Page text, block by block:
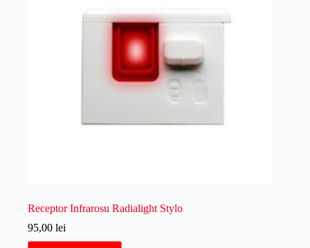
Receptor Infrarosu Radialight Stylo
95,00 lei